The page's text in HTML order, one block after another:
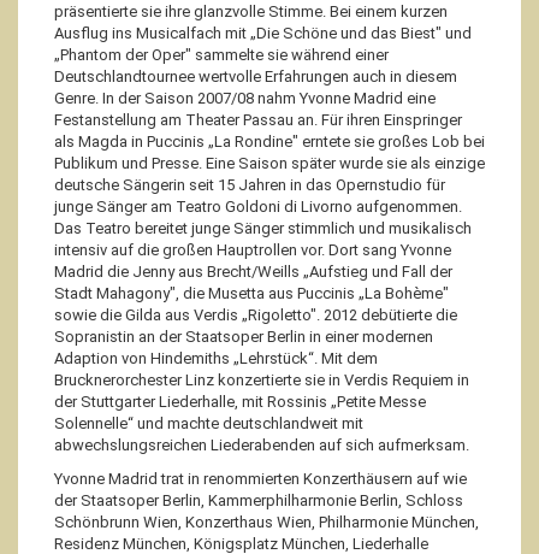
präsentierte sie ihre glanzvolle Stimme. Bei einem kurzen
Ausflug ins Musicalfach mit „Die Schöne und das Biest" und
„Phantom der Oper" sammelte sie während einer
Deutschlandtournee wertvolle Erfahrungen auch in diesem
Genre. In der Saison 2007/08 nahm Yvonne Madrid eine
Festanstellung am Theater Passau an. Für ihren Einspringer
als Magda in Puccinis „La Rondine" erntete sie großes Lob bei
Publikum und Presse. Eine Saison später wurde sie als einzige
deutsche Sängerin seit 15 Jahren in das Opernstudio für
junge Sänger am Teatro Goldoni di Livorno aufgenommen.
Das Teatro bereitet junge Sänger stimmlich und musikalisch
intensiv auf die großen Hauptrollen vor. Dort sang Yvonne
Madrid die Jenny aus Brecht/Weills „Aufstieg und Fall der
Stadt Mahagony", die Musetta aus Puccinis „La Bohème"
sowie die Gilda aus Verdis „Rigoletto". 2012 debütierte die
Sopranistin an der Staatsoper Berlin in einer modernen
Adaption von Hindemiths „Lehrstück“. Mit dem
Brucknerorchester Linz konzertierte sie in Verdis Requiem in
der Stuttgarter Liederhalle, mit Rossinis „Petite Messe
Solennelle“ und machte deutschlandweit mit
abwechslungsreichen Liederabenden auf sich aufmerksam.
Yvonne Madrid trat in renommierten Konzerthäusern auf wie
der Staatsoper Berlin, Kammerphilharmonie Berlin, Schloss
Schönbrunn Wien, Konzerthaus Wien, Philharmonie München,
Residenz München, Königsplatz München, Liederhalle